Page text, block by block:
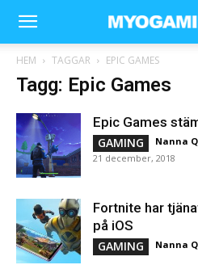
HEM TAGGAR EPIC GAMES
Tagg: Epic Games
Epic Games
GAMING Nanna
21 december, 2018
Fortnite har
på iOS
GAMING Nanna